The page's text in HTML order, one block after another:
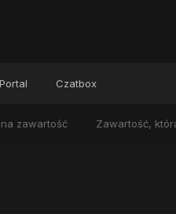
zawartość Zawartość,
Portal Czatbox